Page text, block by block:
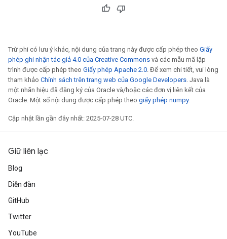
Trừ phi có lưu ý khác, nội dung của trang này được cấp phép theo Giấy
phép ghi nhận tác giả 4.0 của Creative Commons và các mẫu mã lập
trình được cấp phép theo Giấy phép Apache 2.0. Để xem chi tiết, vui lòng
tham khảo Chính sách trên trang web của Google Developers. Java là
một nhãn hiệu đã đăng ký của Oracle và/hoặc các đơn vị liên kết của
Oracle. Một số nội dung được cấp phép theo giấy phép numpy.
Cập nhật lần gần đây nhất: 2025-07-28 UTC.
Giữ liên lạc
Blog
Diễn đàn
GitHub
Twitter
YouTube